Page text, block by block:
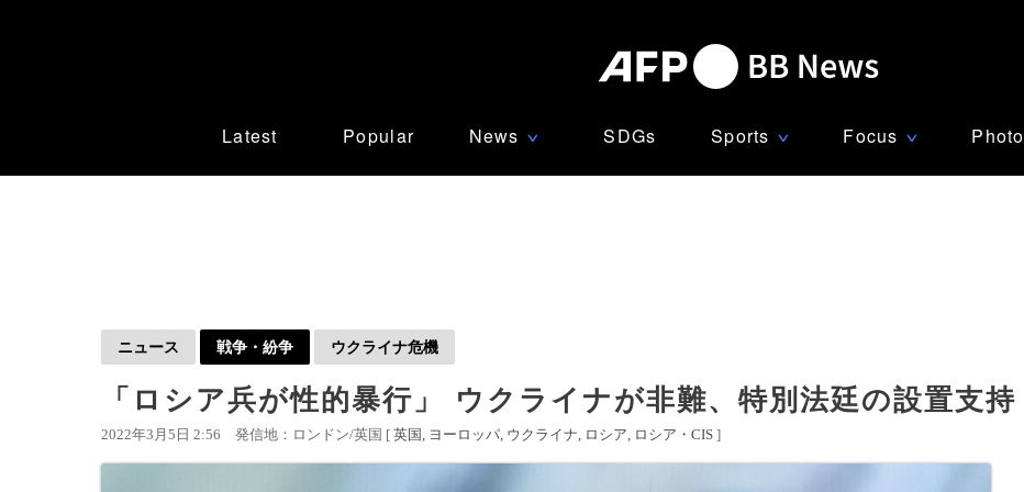
Latest Popular News ∨ SDGs Sports ∨ Focus ∨ Photo
ニュース 戦争・紛争 ウクライナ危機
「ロシア兵が性的暴行」 ウクライナが非難、特別法廷の設置支持
2022年3月5日 2:56 発信地：ロンドン/英国 [ 英国 ヨーロッパ ウクライナ ロシア ロシア・CIS ]